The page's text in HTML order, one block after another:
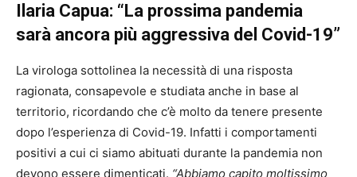
Ilaria Capua: “La prossima pandemia
sarà ancora più aggressiva del Covid-19”
La virologa sottolinea la necessità di una risposta
ragionata, consapevole e studiata anche in base al
territorio, ricordando che c’è molto da tenere presente
dopo l’esperienza di Covid-19. Infatti i comportamenti
positivi a cui ci siamo abituati durante la pandemia non
devono essere dimenticati. “Abbiamo capito moltissimo